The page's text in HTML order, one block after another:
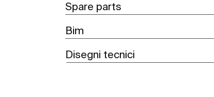
Spare parts
Bim
Disegni tecnici